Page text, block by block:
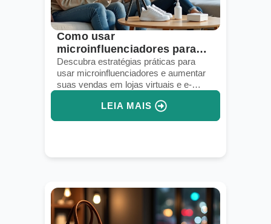
Como usar
microinfluenciadores para
aumentar as vendas em 2026
Descubra estratégias práticas para
usar microinfluenciadores e aumentar
suas vendas em lojas virtuais e e-
LEIA MAIS